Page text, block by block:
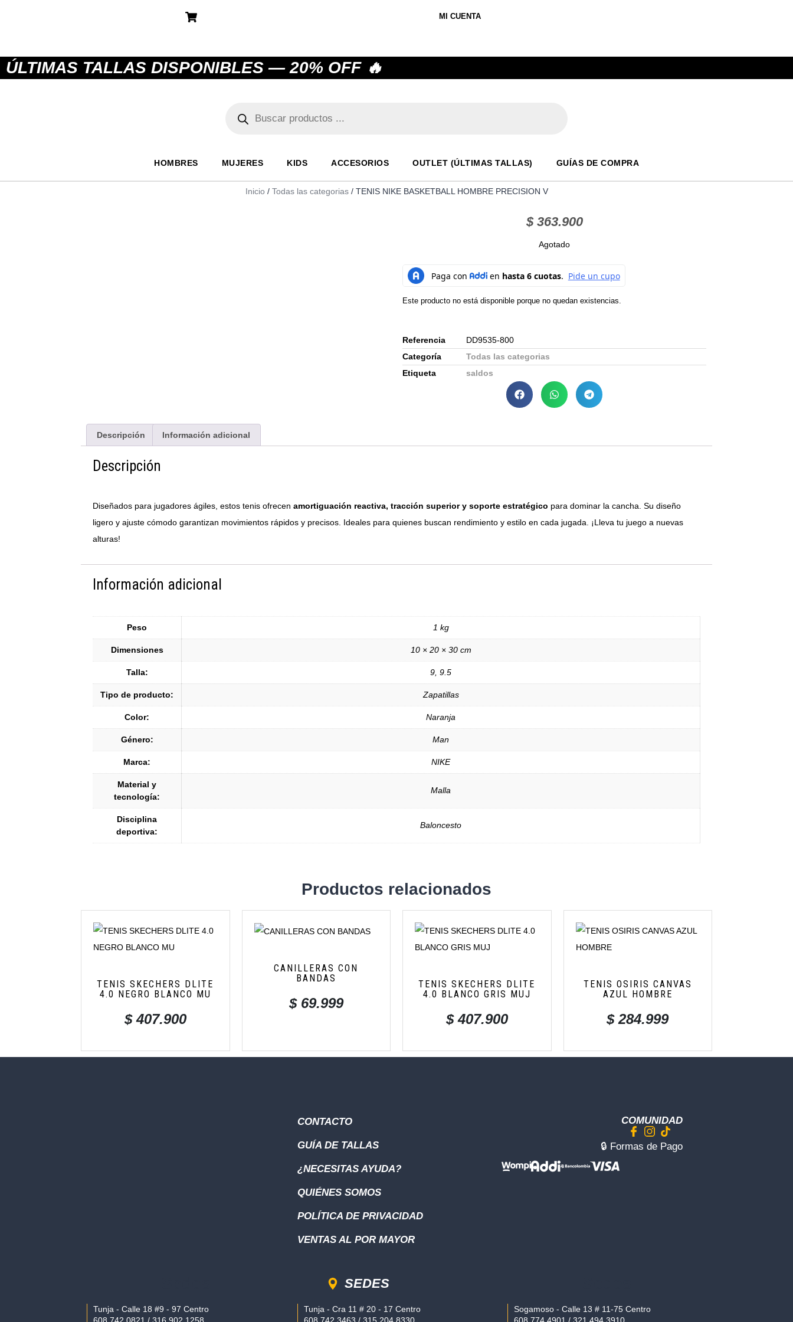
MI CUENTA
ÚLTIMAS TALLAS DISPONIBLES — 20% OFF 🔥
HOMBRES MUJERES KIDS ACCESORIOS OUTLET (ÚLTIMAS TALLAS) GUÍAS DE COMPRA
Inicio/ Todas las categorias/ TENIS NIKE BASKETBALL HOMBRE PRECISION V
$363.900
Agotado
Este producto no está disponible porque no quedan existencias.
Referencia
DD9535-800
Categoría
Todas las categorias
Etiqueta
saldos
Descripción Información adicional
Descripción
Diseñados para jugadores ágiles, estos tenis ofrecen amortiguación reactiva, tracción superior y soporte estratégico para dominar la cancha. Su diseño
ligero y ajuste cómodo garantizan movimientos rápidos y precisos. Ideales para quienes buscan rendimiento y estilo en cada jugada. ¡Lleva tu juego a nuevas
alturas!
Información adicional
Peso 1 kg
Dimensiones 10 × 20 × 30 cm
Talla: 9, 9.5
Tipo de producto: Zapatillas
Color: Naranja
Género: Man
Marca: NIKE
Material y
tecnología:
Malla
Disciplina
deportiva:
Baloncesto
Productos relacionados
TENIS SKECHERS DLITE
4.0 NEGRO BLANCO MU
$407.900
CANILLERAS CON
BANDAS
$69.999
TENIS SKECHERS DLITE
4.0 BLANCO GRIS MUJ
$407.900
TENIS OSIRIS CANVAS
AZUL HOMBRE
$284.999
CONTACTO
GUÍA DE TALLAS
¿NECESITAS AYUDA?
QUIÉNES SOMOS
POLÍTICA DE PRIVACIDAD
VENTAS AL POR MAYOR
COMUNIDAD
🔒︎ Formas de Pago
Tunja - Calle 18 #9 - 97 Centro
SEDES
Tunja - Cra 11 # 20 - 17 Centro
Sogamoso - Calle 13 # 11-75 Centro